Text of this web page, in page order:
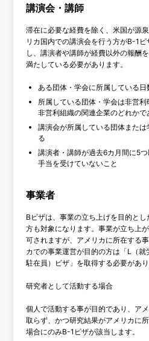
講演会・講師
滞在に必要な経費を除く、米国が源
リカ国内での講演会を行う方がB-1
し、講演者や講師が経費以外の報酬
満たしている必要があります。
ある団体・学会に所属している
所属している団体・学会は非営利
非営利組織の関連企業のどれかで
講演会が所属している団体また
る
講演者・講師が過去6カ月間に5
手当を受けていないこと
事業者
Bビザは、事業の立ち上げを目的と
方も対象になります。事業が立ち上
可されますが、アメリカに所在する
カでの事業運営が目的の方は「L（
駐在員）ビザ」を取得する必要があり
研究者として活動する場合
個人で活動する事が目的であり、ア
取らず、かつ研究結果がアメリカに
場合にのみB-1ビザが該当します。